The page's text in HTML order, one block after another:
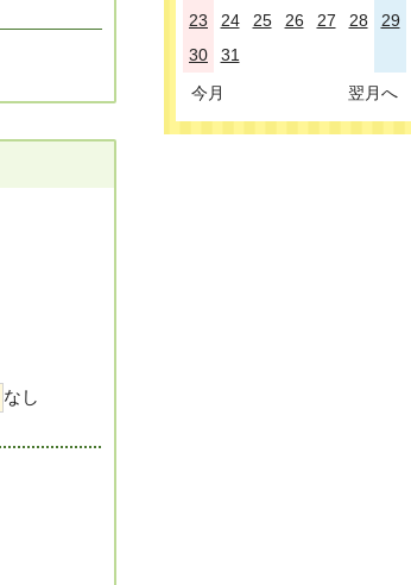
なし
23
24 25 26 27 28
29
30
31
今月 翌月へ